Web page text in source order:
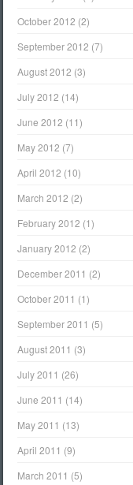
October 2012 (2)
September 2012 (7)
August 2012 (3)
July 2012 (14)
June 2012 (11)
May 2012 (7)
April 2012 (10)
March 2012 (2)
February 2012 (1)
January 2012 (2)
December 2011 (2)
October 2011 (1)
September 2011 (5)
August 2011 (3)
July 2011 (26)
June 2011 (14)
May 2011 (13)
April 2011 (9)
March 2011 (5)